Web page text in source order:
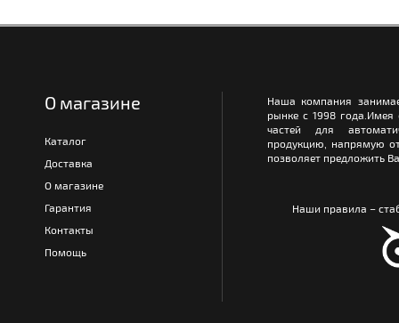
О магазине
Каталог
Доставка
О магазине
Гарантия
Контакты
Помощь
Наша компания
рынке с 1998
частей для
продукцию, напрямую
позволяет предложить
Наши правила –